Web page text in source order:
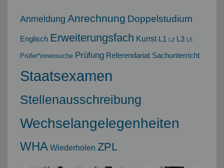
Anmeldung Anrechnung Doppelstudium
Englisch Erweiterungsfach Kunst L1 L2 L3 L5
Prüfer*innensuche Prüfung Referendariat Sachunterricht
Staatsexamen
Stellenausschreibung
Wechselangelegenheiten
WHA Wiederholen ZPL